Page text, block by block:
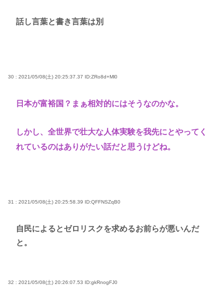
話し言葉と書き言葉は別
30 : 2021/05/08(土) 20:25:37.37 ID:ZRo8d+Ml0
日本が富裕国？まぁ相対的にはそうなのかな。
しかし、全世界で壮大な人体実験を我先にとやってく
れているのはありがたい話だと思うけどね。
31 : 2021/05/08(土) 20:25:58.39 ID:QFFNSZqB0
自民によるとゼロリスクを求めるお前らが悪いんだ
と。
32 : 2021/05/08(土) 20:26:07.53 ID:gkRnogFJ0